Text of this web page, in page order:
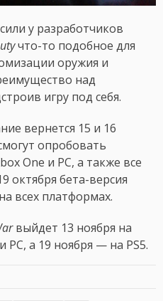
у разработчиков
что-то подобное для
оружия и
над
игру под себя.
вернется 15 и 16
опробовать
One и PC, а также все
октября бета-версия
всех платформах.
выйдет 13 ноября на
PC, а 19 ноября — на PS5.